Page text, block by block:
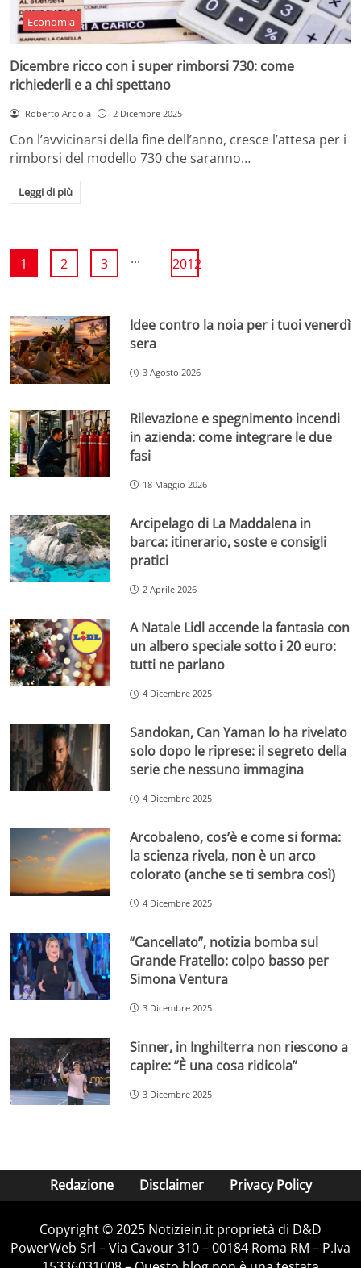
Economia
Dicembre ricco con i super rimborsi 730: come
richiederli e a chi spettano
Roberto Arciola 2 Dicembre 2025
Con l’avvicinarsi della fine dell’anno, cresce l’attesa per i
rimborsi del modello 730 che saranno…
Leggi di più
1 2 3 ... 2012
Idee contro la noia per i tuoi venerdì
sera
3 Agosto 2026
Rilevazione e spegnimento incendi
in azienda: come integrare le due
fasi
18 Maggio 2026
Arcipelago di La Maddalena in
barca: itinerario, soste e consigli
pratici
2 Aprile 2026
A Natale Lidl accende la fantasia con
un albero speciale sotto i 20 euro:
tutti ne parlano
4 Dicembre 2025
Sandokan, Can Yaman lo ha rivelato
solo dopo le riprese: il segreto della
serie che nessuno immagina
4 Dicembre 2025
Arcobaleno, cos’è e come si forma:
la scienza rivela, non è un arco
colorato (anche se ti sembra così)
4 Dicembre 2025
“Cancellato”, notizia bomba sul
Grande Fratello: colpo basso per
Simona Ventura
3 Dicembre 2025
Sinner, in Inghilterra non riescono a
capire: ”È una cosa ridicola”
3 Dicembre 2025
Redazione Disclaimer Privacy Policy
Copyright © 2025 Notiziein.it proprietà di D&D
PowerWeb Srl – Via Cavour 310 – 00184 Roma RM – P.Iva